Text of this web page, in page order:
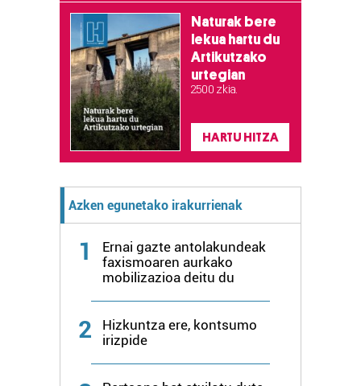
Naturak bere
lekua hartu du
Artikutzako
urtegian
2.500 zkia.
HARTU HITZA
Azken egunetako irakurrienak
1
Ernai gazte antolakundeak
faxismoaren aurkako
mobilizazioa deitu du
2
Hizkuntza ere, kontsumo
irizpide